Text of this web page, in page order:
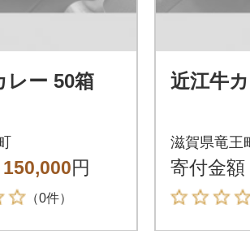
レー 50箱
150,000円
（0件）
近江牛
滋賀県竜王
寄付金額